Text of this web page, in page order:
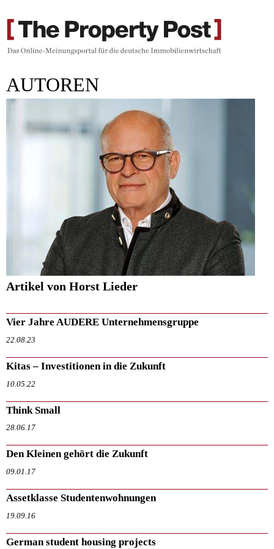
AUTOREN
Artikel von Horst Lieder
Vier Jahre AUDERE Unternehmensgruppe
22.08.23
Kitas – Investitionen in die Zukunft
10.05.22
Think Small
28.06.17
Den Kleinen gehört die Zukunft
09.01.17
Assetklasse Studentenwohnungen
19.09.16
German student housing projects